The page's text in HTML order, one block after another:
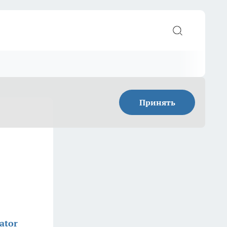
Принять